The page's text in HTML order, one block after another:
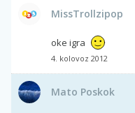
MissTrollzipop
oke igra
4. kolovoz 2012
Mato Poskok